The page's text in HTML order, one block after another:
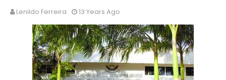
Lenildo Ferreira 13 Years Ago